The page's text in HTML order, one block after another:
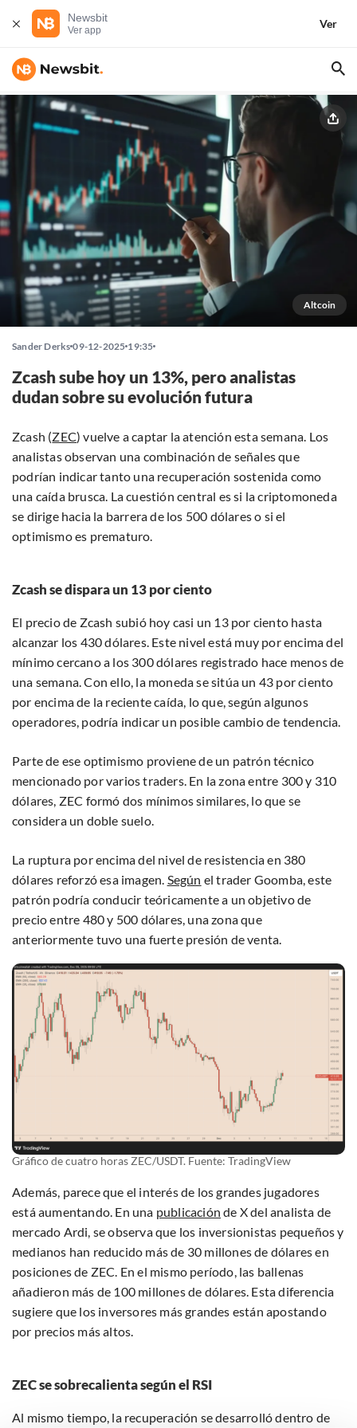
Newsbit
Ver app
Ver
Altcoin
Sander Derks 09-12-2025 19:35
Zcash sube hoy un 13%, pero analistas
dudan sobre su evolución futura
Zcash (ZEC) vuelve a captar la atención esta semana. Los
analistas observan una combinación de señales que
podrían indicar tanto una recuperación sostenida como
una caída brusca. La cuestión central es si la criptomoneda
se dirige hacia la barrera de los 500 dólares o si el
optimismo es prematuro.
Zcash se dispara un 13 por ciento
El precio de Zcash subió hoy casi un 13 por ciento hasta
alcanzar los 430 dólares. Este nivel está muy por encima del
mínimo cercano a los 300 dólares registrado hace menos de
una semana. Con ello, la moneda se sitúa un 43 por ciento
por encima de la reciente caída, lo que, según algunos
operadores, podría indicar un posible cambio de tendencia.
Parte de ese optimismo proviene de un patrón técnico
mencionado por varios traders. En la zona entre 300 y 310
dólares, ZEC formó dos mínimos similares, lo que se
considera un doble suelo.
La ruptura por encima del nivel de resistencia en 380
dólares reforzó esa imagen. Según el trader Goomba, este
patrón podría conducir teóricamente a un objetivo de
precio entre 480 y 500 dólares, una zona que
anteriormente tuvo una fuerte presión de venta.
Gráfico de cuatro horas ZEC/USDT. Fuente: TradingView
Además, parece que el interés de los grandes jugadores
está aumentando. En una publicación de X del analista de
mercado Ardi, se observa que los inversionistas pequeños y
medianos han reducido más de 30 millones de dólares en
posiciones de ZEC. En el mismo período, las ballenas
añadieron más de 100 millones de dólares. Esta diferencia
sugiere que los inversores más grandes están apostando
por precios más altos.
ZEC se sobrecalienta según el RSI
Al mismo tiempo, la recuperación se desarrolló dentro de